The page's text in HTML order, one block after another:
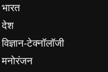
भारत
देश
विज्ञान-टेक्नॉलॉजी
मनोरंजन